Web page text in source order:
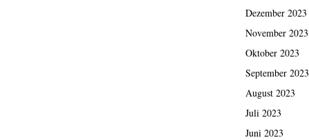
Dezember 2023
November 2023
Oktober 2023
September 2023
August 2023
Juli 2023
Juni 2023